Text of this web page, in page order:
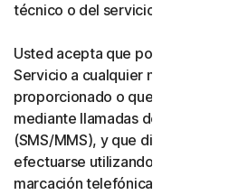
técnico o del servicio.
Usted acepta que podamos
Servicio a cualquier número de
proporcionado o que nos
mediante llamadas de voz o
(SMS/MMS), y que dichas
efectuarse utilizando un sistema
marcación telefónica, una voz